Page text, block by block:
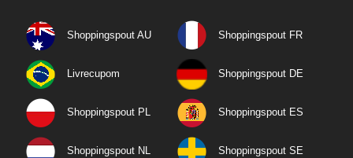
Shoppingspout AU Shoppingspout FR
Livrecupom Shoppingspout DE
Shoppingspout PL Shoppingspout ES
Shoppingspout NL Shoppingspout SE